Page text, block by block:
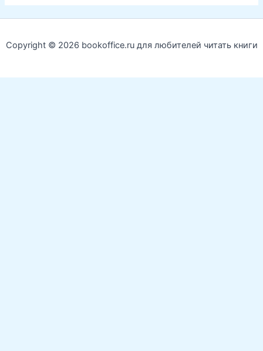
Copyright © 2026 bookoffice.ru для любителей читать книги